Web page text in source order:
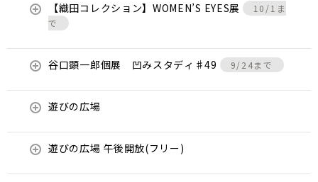
【織田コレクション】WOMEN’S EYES展
10/1ま
で
谷口顕一郎個展 凹みスタディ♯49 9/24まで
遊びの広場
遊びの広場 午後開放(フリー)